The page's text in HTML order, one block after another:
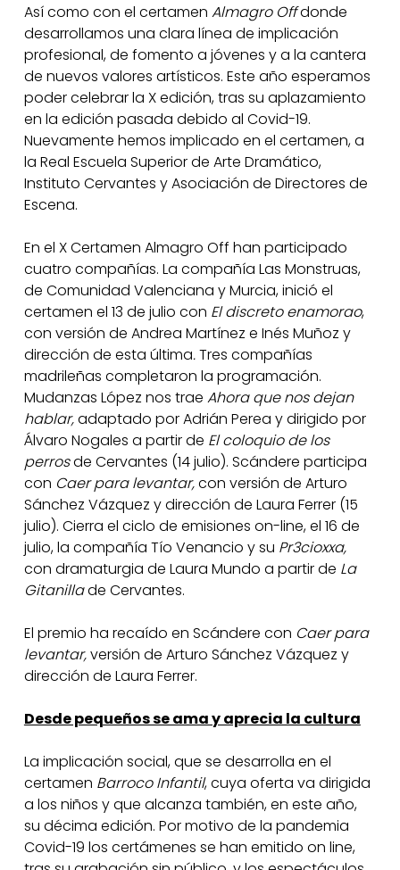
Así como con el certamen Almagro Offdonde
desarrollamos una clara línea de implicación
profesional, de fomento a jóvenes y a la cantera
de nuevos valores artísticos. Este año esperamos
poder celebrar la X edición, tras su aplazamiento
en la edición pasada debido al Covid-19.
Nuevamente hemos implicado en el certamen, a
la Real Escuela Superior de Arte Dramático,
Instituto Cervantes y Asociación de Directores de
Escena.
En el X Certamen Almagro Off han participado
cuatro compañías. La compañía Las Monstruas,
de Comunidad Valenciana y Murcia, inició el
certamen el 13 de julio con El discreto enamorao,
con versión de Andrea Martínez e Inés Muñoz y
dirección de esta última.Tres compañías
madrileñas completaron la programación.
Mudanzas López nos trae Ahora que nos dejan
hablar,adaptado por Adrián Perea y dirigido por
Álvaro Nogales a partir de El coloquio de los
perrosde Cervantes (14 julio). Scándere participa
con Caer para levantar,con versión de Arturo
Sánchez Vázquez y dirección de Laura Ferrer (15
julio). Cierra el ciclo de emisiones on-line, el 16 de
julio, la compañía Tío Venancio y su Pr3cioxxa,
con dramaturgia de Laura Mundo a partir de La
Gitanillade Cervantes.
El premio ha recaído en Scándere con Caer para
levantar,versión de Arturo Sánchez Vázquez y
dirección de Laura Ferrer.
Desde pequeños se ama y aprecia la cultura
La implicación social, que se desarrolla en el
certamen Barroco Infantil, cuya oferta va dirigida
a los niños y que alcanza también, en este año,
su décima edición. Por motivo de la pandemia
Covid-19 los certámenes se han emitido on line,